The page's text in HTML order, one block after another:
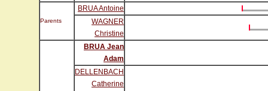
Parents
BRUA Antoine
WAGNER
Christine
BRUA Jean
Adam
DELLENBACH
Catherine